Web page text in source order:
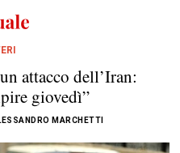
attacco dell’Iran:
giovedì”
MARCHETTI